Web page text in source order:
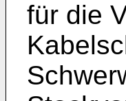
für die